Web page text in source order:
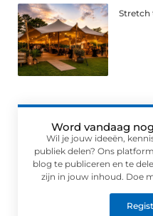
Stretch
Word vandaag
Wil je jouw ideeën,
publiek delen? Ons
blog te publiceren en te
zijn in jouw inhoud. Doe